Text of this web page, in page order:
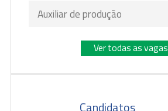
Auxiliar de produção
Ver todas as vagas
Candidatos